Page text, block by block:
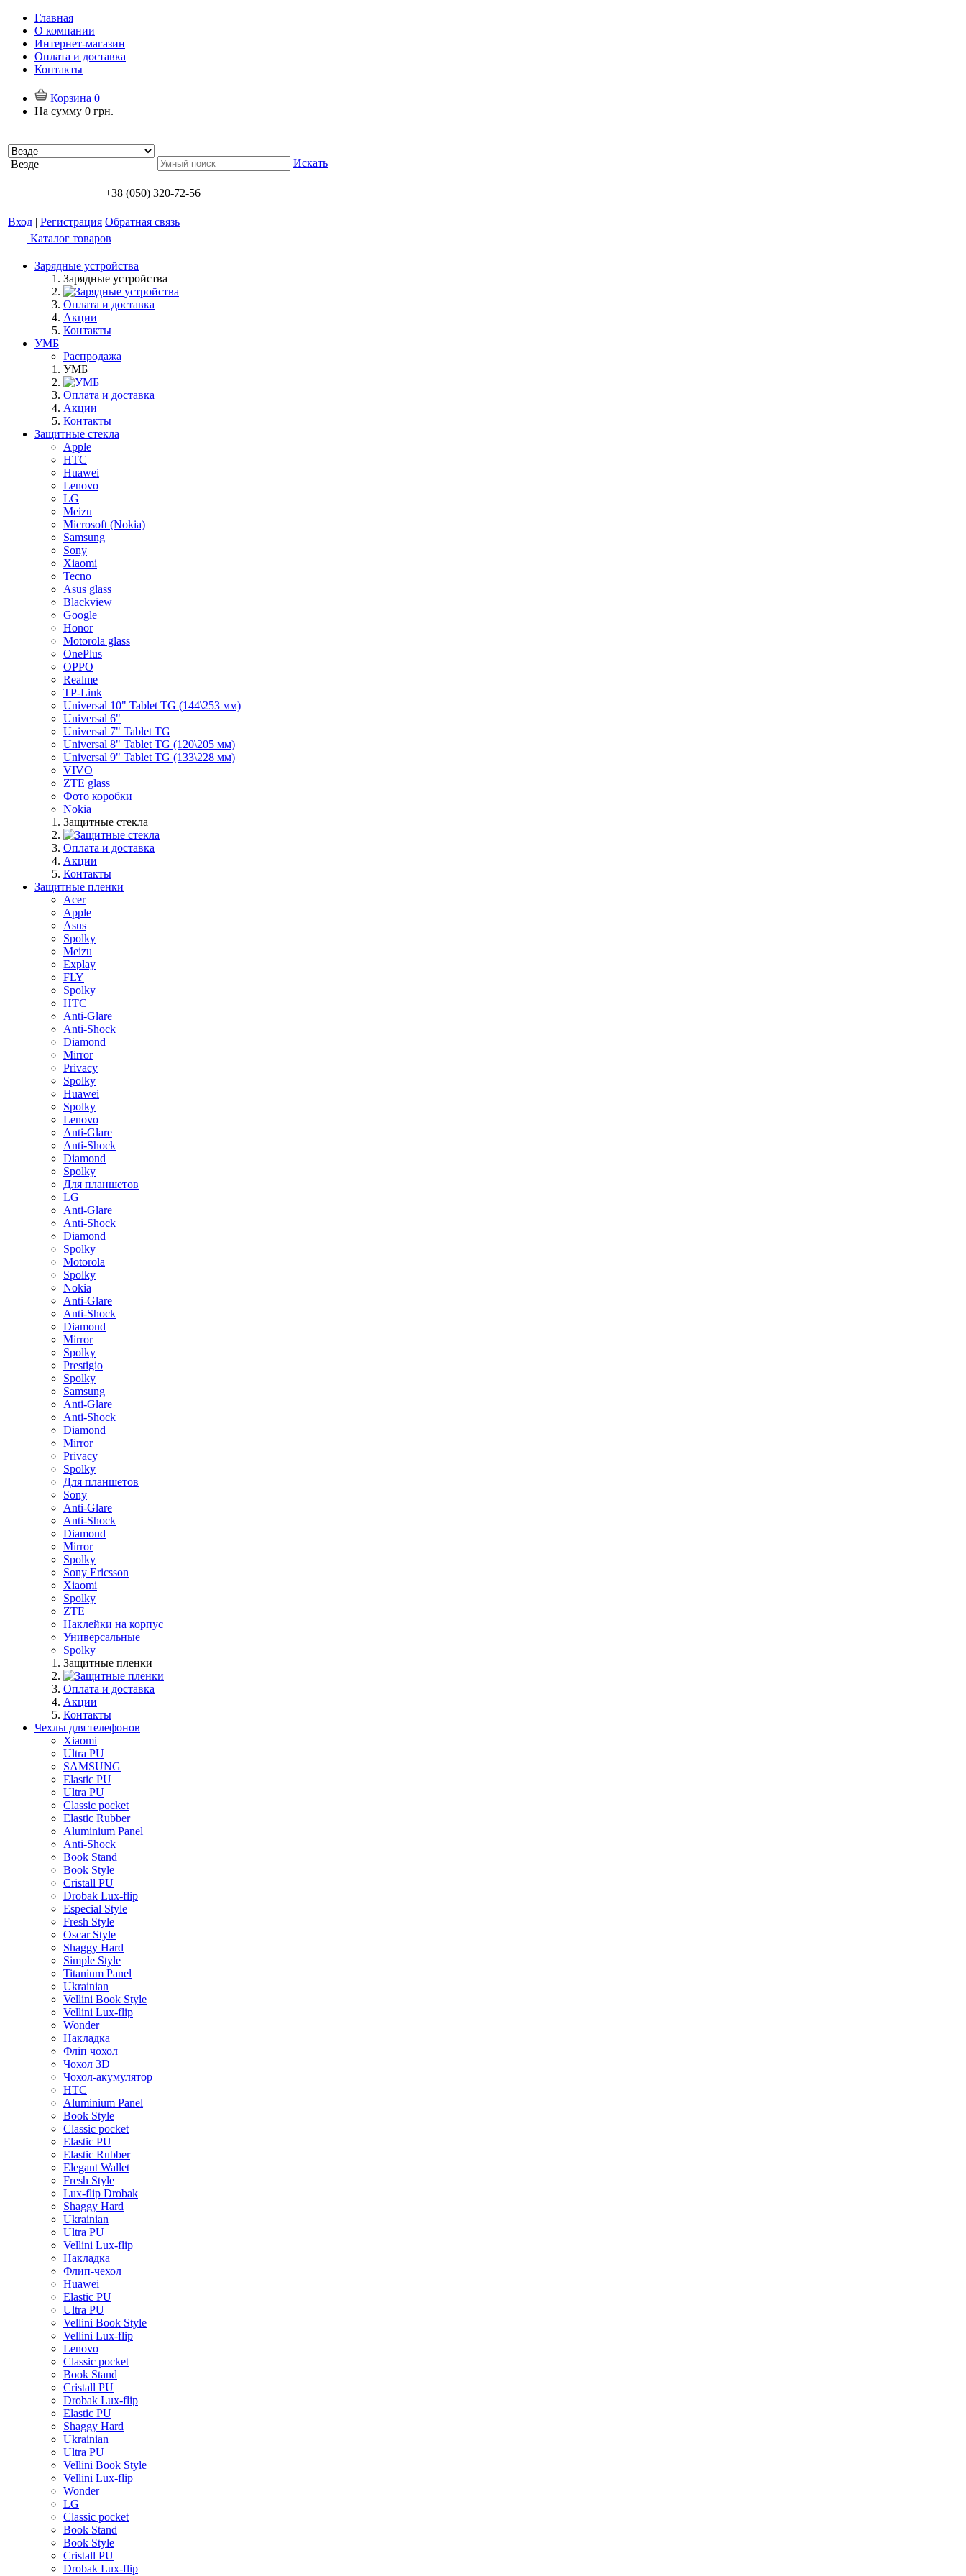
Главная
О компании
Интернет-магазин
Оплата и доставка
Контакты
Корзина 0
На сумму 0 грн.
Везде Искать
+38 (050) 320-72-56
Вход | Регистрация Обратная связь
Каталог товаров
Зарядные устройства
Зарядные устройства
Оплата и доставка
Акции
Контакты
УМБ
Распродажа
УМБ
Оплата и доставка
Акции
Контакты
Защитные стекла
Apple
HTC
Huawei
Lenovo
LG
Meizu
Microsoft (Nokia)
Samsung
Sony
Xiaomi
Tecno
Asus glass
Blackview
Google
Honor
Motorola glass
OnePlus
OPPO
Realme
TP-Link
Universal 10" Tablet TG (144\253 мм)
Universal 6"
Universal 7" Tablet TG
Universal 8" Tablet TG (120\205 мм)
Universal 9" Tablet TG (133\228 мм)
VIVO
ZTE glass
Фото коробки
Nokia
Защитные стекла
Оплата и доставка
Акции
Контакты
Защитные пленки
Acer
Apple
Asus
Spolky
Meizu
Explay
FLY
Spolky
HTC
Anti-Glare
Anti-Shock
Diamond
Mirror
Privacy
Spolky
Huawei
Spolky
Lenovo
Anti-Glare
Anti-Shock
Diamond
Spolky
Для планшетов
LG
Anti-Glare
Anti-Shock
Diamond
Spolky
Motorola
Spolky
Nokia
Anti-Glare
Anti-Shock
Diamond
Mirror
Spolky
Prestigio
Spolky
Samsung
Anti-Glare
Anti-Shock
Diamond
Mirror
Privacy
Spolky
Для планшетов
Sony
Anti-Glare
Anti-Shock
Diamond
Mirror
Spolky
Sony Ericsson
Xiaomi
Spolky
ZTE
Наклейки на корпус
Универсальные
Spolky
Защитные пленки
Оплата и доставка
Акции
Контакты
Чехлы для телефонов
Xiaomi
Ultra PU
SAMSUNG
Elastic PU
Ultra PU
Classic pocket
Elastic Rubber
Aluminium Panel
Anti-Shock
Book Stand
Book Style
Cristall PU
Drobak Lux-flip
Especial Style
Fresh Style
Oscar Style
Shaggy Hard
Simple Style
Titanium Panel
Ukrainian
Vellini Book Style
Vellini Lux-flip
Wonder
Накладка
Фліп чохол
Чохол 3D
Чохол-акумулятор
HTC
Aluminium Panel
Book Style
Classic pocket
Elastic PU
Elastic Rubber
Elegant Wallet
Fresh Style
Lux-flip Drobak
Shaggy Hard
Ukrainian
Ultra PU
Vellini Lux-flip
Накладка
Флип-чехол
Huawei
Elastic PU
Ultra PU
Vellini Book Style
Vellini Lux-flip
Lenovo
Classic pocket
Book Stand
Cristall PU
Drobak Lux-flip
Elastic PU
Shaggy Hard
Ukrainian
Ultra PU
Vellini Book Style
Vellini Lux-flip
Wonder
LG
Classic pocket
Book Stand
Book Style
Cristall PU
Drobak Lux-flip